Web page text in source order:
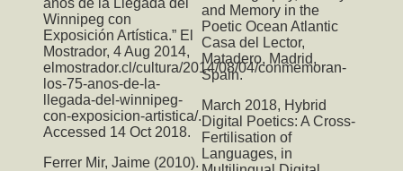
Winnipeg con
Exposición Artística.” El
Mostrador, 4 Aug 2014,
elmostrador.cl/cultura/2014/08/04/conmemoran-
los-75-anos-de-la-
llegada-del-winnipeg-
con-exposicion-artistica/.
Accessed 14 Oct 2018.
Ferrer Mir, Jaime (2010).
and Memory in the
Poetic Ocean Atlantic
Casa del Lector,
Matadero, Madrid,
Spain.
March 2018, Hybrid
Digital Poetics: A Cross-
Fertilisation of
Languages, in